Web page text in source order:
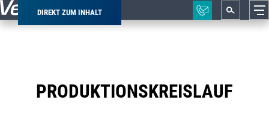
DIREKT ZUM INHALT
Pfadnavigation
PRODUKTIONSKREISLAUF